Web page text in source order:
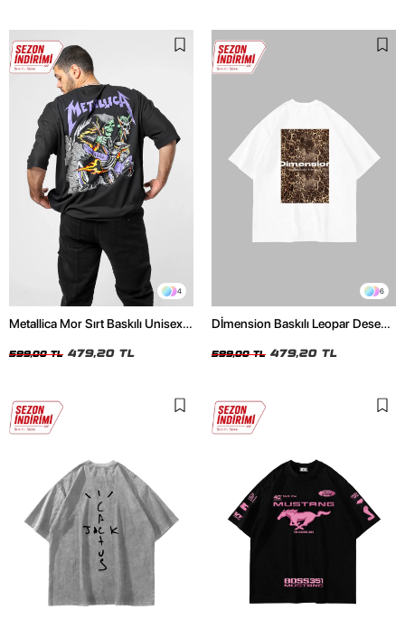
4
Metallica Mor Sırt Baskılı Unisex
599,00 TL 479,20 TL
6
Dİmension Baskılı Leopar Desenli
Tshirt
599,00 TL 479,20 TL